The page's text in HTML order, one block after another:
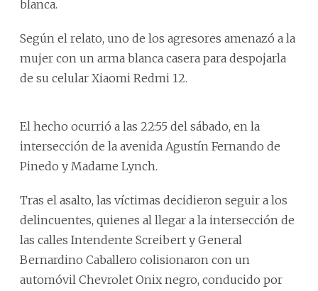
blanca.
Según el relato, uno de los agresores amenazó a la
mujer con un arma blanca casera para despojarla
de su celular Xiaomi Redmi 12.
El hecho ocurrió a las 22:55 del sábado, en la
intersección de la avenida Agustín Fernando de
Pinedo y Madame Lynch.
Tras el asalto, las víctimas decidieron seguir a los
delincuentes, quienes al llegar a la intersección de
las calles Intendente Screibert y General
Bernardino Caballero colisionaron con un
automóvil Chevrolet Onix negro, conducido por